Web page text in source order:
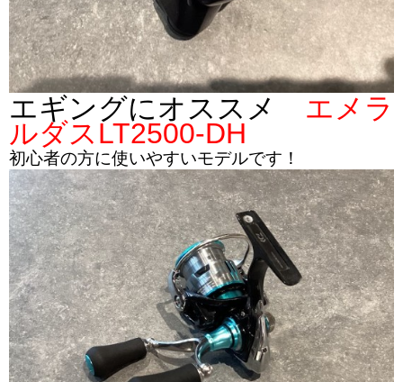
エギングにオススメ エメラ
ルダスLT2500-DH
初心者の方に使いやすいモデルです！